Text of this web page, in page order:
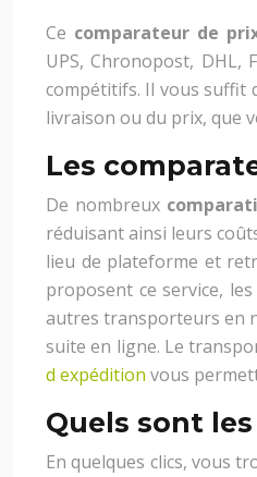
Ce comparateur de
UPS, Chronopost,
compétitifs. Il vous suffit
livraison ou du prix, que
Les
De nombreux
réduisant ainsi leurs
lieu de plateforme et
proposent ce service,
autres transporteurs en
suite en ligne. Le
d expédition vous
Quels sont
En quelques clics, vous